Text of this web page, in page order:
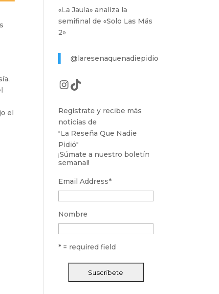
el
«La Jaula» analiza la
semifinal de «Solo Las Más
2»
@laresenaquenadiepidio
Instagram
TikTok
Regístrate y recibe más
noticias de
"La Reseña Que Nadie
Pidió"
¡Súmate a nuestro boletín
semanal!
Email Address*
Nombre
* = required field